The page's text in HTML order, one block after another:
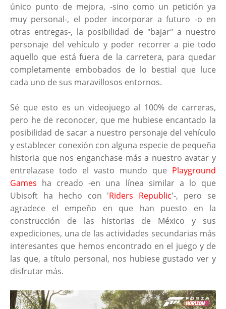
único punto de mejora, -sino como un petición ya
muy personal-, el poder incorporar a futuro -o en
otras entregas-, la posibilidad de "bajar" a nuestro
personaje del vehículo y poder recorrer a pie todo
aquello que está fuera de la carretera, para quedar
completamente embobados de lo bestial que luce
cada uno de sus maravillosos entornos.
Sé que esto es un videojuego al 100% de carreras,
pero he de reconocer, que me hubiese encantado la
posibilidad de sacar a nuestro personaje del vehículo
y establecer conexión con alguna especie de pequeña
historia que nos enganchase más a nuestro avatar y
entrelazase todo el vasto mundo que Playground
Games ha creado -en una línea similar a lo que
Ubisoft ha hecho con 'Riders Republic'-, pero se
agradece el empeño en que han puesto en la
construcción de las historias de México y sus
expediciones, una de las actividades secundarias más
interesantes que hemos encontrado en el juego y de
las que, a título personal, nos hubiese gustado ver y
disfrutar más.